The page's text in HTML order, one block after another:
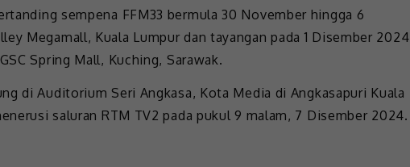
sempena FFM33 bermula 30 November hingga 6
Megamall, Kuala Lumpur dan tayangan pada 1 Disember 2024
Spring Mall, Kuching, Sarawak.
di Auditorium Seri Angkasa, Kota Media di Angkasapuri Kuala
saluran RTM TV2 pada pukul 9 malam, 7 Disember 2024.